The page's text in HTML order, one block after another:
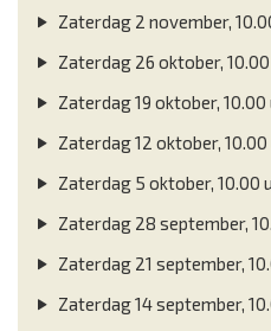
Zaterdag 2 november,
Zaterdag 26 oktober,
Zaterdag 19 oktober, 10.00
Zaterdag 12 oktober,
Zaterdag 5 oktober, 10.00
Zaterdag 28 september,
Zaterdag 21 september,
Zaterdag 14 september,